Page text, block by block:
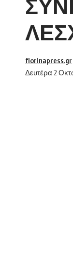
Δευτέρα 2
florinapress.gr